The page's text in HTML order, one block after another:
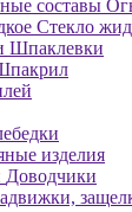
Стекло
Шпаклевки
изделия
Доводчики